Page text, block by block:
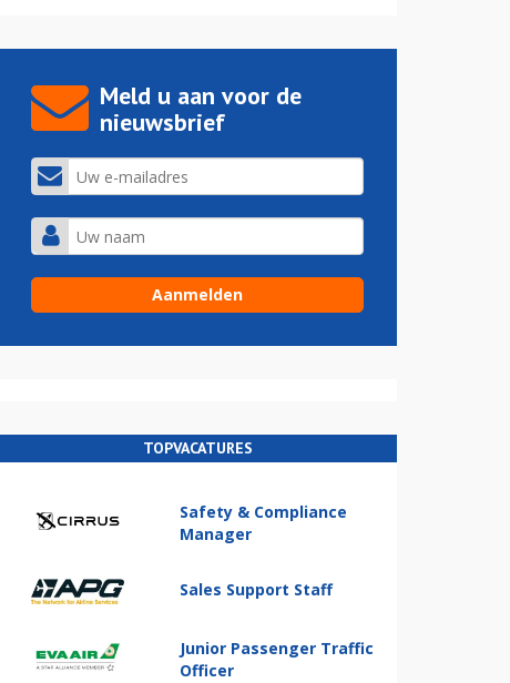
Meld u aan voor de
nieuwsbrief
TOPVACATURES
Safety & Compliance
Manager
Sales Support Staff
Junior Passenger Traffic
Officer